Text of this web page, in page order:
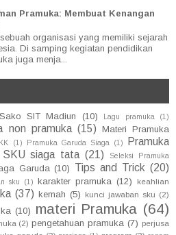
Pramuka: Membuat Kenangan
organisasi yang memiliki sejarah
Di samping kegiatan pendidikan
juga menja...
SIT Madiun (10) Lagu pramuka (1)
non pramuka (15) Materi Pramuka
(1) Pramuka Garuda Siaga (1)
Pramuka
SKU siaga tata (21)
Seleksi Pramuka
Garuda (10) Tips and Trick (20)
sku (1) karakter pramuka (12)
keahlian
(37) kemah (5) kunci jawaban sku (2)
(10) materi Pramuka (64)
(2) pengetahuan pramuka (7) perjusa